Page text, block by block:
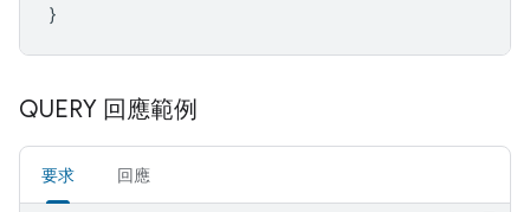
}
QUERY 回應範例
要求 回應